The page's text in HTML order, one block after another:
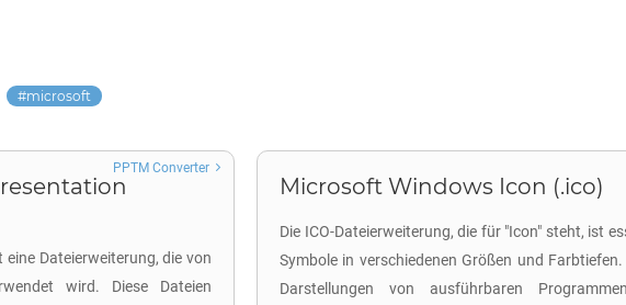
microsoft
Dateierweiterung, die von
wird. Diese Dateien
PPTM Converter
Microsoft Windows Icon (.ico)
Die ICO-Dateierweiterung, die für "Icon" steht, ist
Symbole in verschiedenen Größen und
Darstellungen von ausführbaren